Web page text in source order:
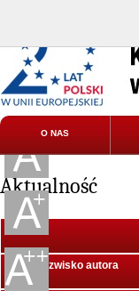
O NAS
Aktualność
Tytuł
Imię i Nazwisko autora